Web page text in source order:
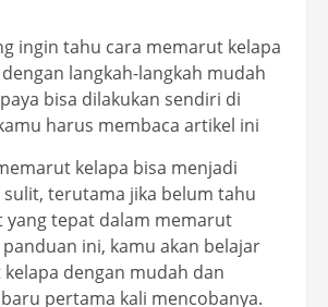
ingin tahu cara memarut kelapa
langkah-langkah mudah
bisa dilakukan sendiri di
harus membaca artikel ini
kelapa bisa menjadi
terutama jika belum tahu
yang tepat dalam memarut
ini, kamu akan belajar
dengan mudah dan
pertama kali mencobanya.